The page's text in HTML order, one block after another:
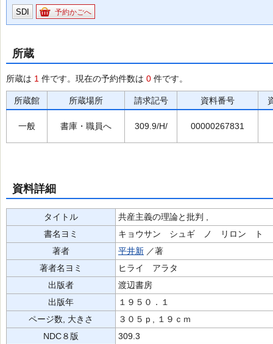
SDI 予約かごへ
所蔵
所蔵は 1 件です。現在の予約件数は 0 件です。
所蔵館 所蔵場所 請求記号 資料番号
一般 書庫・職員へ 309.9/H/ 00000267831
資料詳細
タイトル
共産主義の理論と批判 ,
書名ヨミ
キョウサン シュギ ノ リロン ト
著者
平井新 ／著
著者名ヨミ
ヒライ アラタ
出版者
渡辺書房
出版年
１９５０．１
ページ数, 大きさ
３０５ｐ, １９ｃｍ
NDC８版
309.3